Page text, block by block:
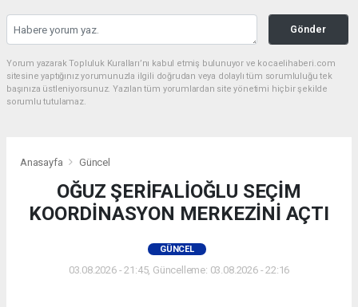
Gönder
Yorum yazarak Topluluk Kuralları’nı kabul etmiş bulunuyor ve kocaelihaberi.com
sitesine yaptığınız yorumunuzla ilgili doğrudan veya dolaylı tüm sorumluluğu tek
başınıza üstleniyorsunuz. Yazılan tüm yorumlardan site yönetimi hiçbir şekilde
sorumlu tutulamaz.
Anasayfa Güncel
OĞUZ ŞERİFALİOĞLU SEÇİM
KOORDİNASYON MERKEZİNİ AÇTI
GÜNCEL
03.08.2026 - 21:45, Güncelleme: 03.08.2026 - 22:16